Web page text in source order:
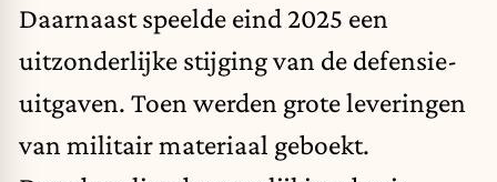
Daarnaast speelde eind 2025 een
uitzonderlijke stijging van de defensie-
uitgaven. Toen werden grote leveringen
van militair materiaal geboekt.